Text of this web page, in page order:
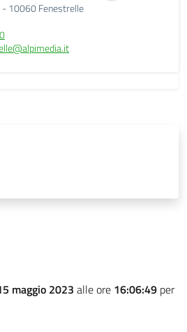
- 10060 Fenestrelle
maggio 2023 alle ore 16:06:49 per